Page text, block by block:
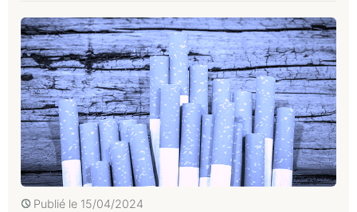
Publié le 15/04/2024